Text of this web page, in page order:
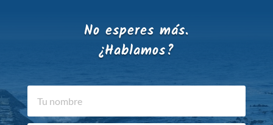
No esperes más.
¿Hablamos?